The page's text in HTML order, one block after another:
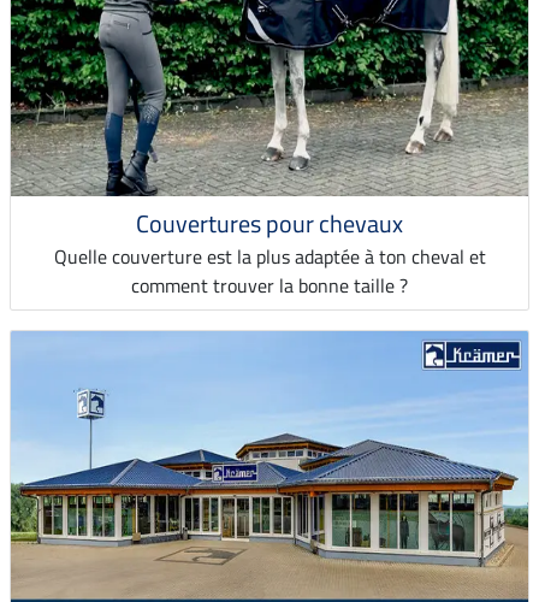
Couvertures pour chevaux
Quelle couverture est la plus adaptée à ton cheval et
comment trouver la bonne taille ?